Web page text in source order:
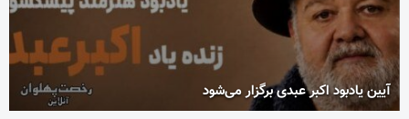
آیین یادبود اکبر عبدی برگزار می‌شود